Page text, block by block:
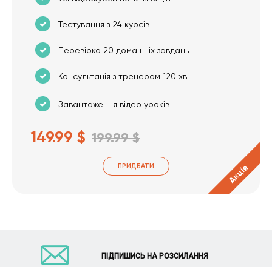
Тестування з 24 курсів
Перевірка 20 домашніх завдань
Консультація з тренером 120 хв
Завантаження відео уроків
149.99 $ 199.99 $
ПРИДБАТИ Акція
ПІДПИШИСЬ НА РОЗСИЛАННЯ